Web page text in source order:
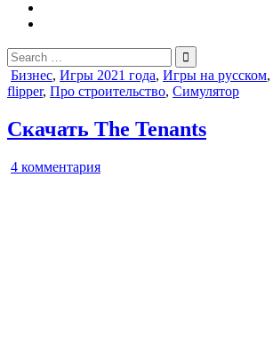
Search
for:
Posted
in
Бизнес, Игры 2021 года, Игры на русском,
flipper, Про строительство, Симулятор
Скачать The Tenants
4 комментарияк